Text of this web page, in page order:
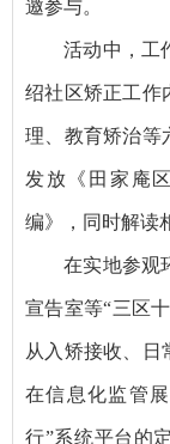
邀参与。
活动中，工
绍社区矫正工作
理、教育矫治等
发放《田家庵
编》，同时解读
在实地参观
宣告室等“三区
从入矫接收、日
在信息化监管
行”系统平台的